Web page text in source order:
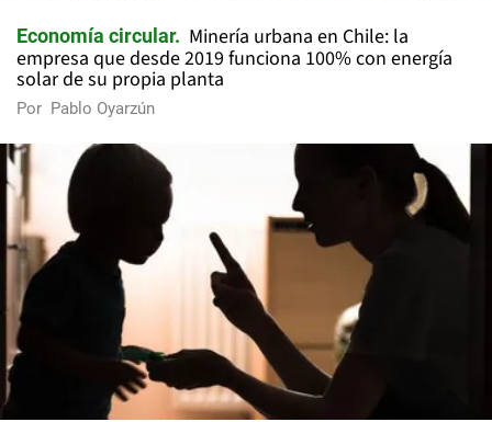
Economía circular
Minería urbana en Chile: la
empresa que desde 2019 funciona 100% con energía
solar de su propia planta
Por Pablo Oyarzún